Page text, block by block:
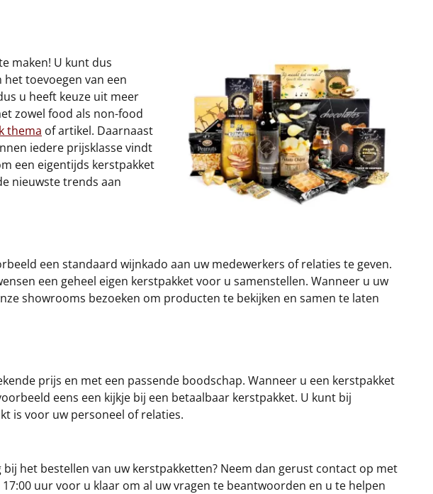
maken! U kunt dus
toevoegen van een
u heeft keuze uit meer
zowel food als non-food
thema of artikel. Daarnaast
iedere prijsklasse vindt
een eigentijds kerstpakket
nieuwste trends aan
een standaard wijnkado aan uw medewerkers of relaties te geven.
een geheel eigen kerstpakket voor u samenstellen. Wanneer u uw
showrooms bezoeken om producten te bekijken en samen te laten
prijs en met een passende boodschap. Wanneer u een kerstpakket
eens een kijkje bij een betaalbaar kerstpakket. U kunt bij
is voor uw personeel of relaties.
het bestellen van uw kerstpakketten? Neem dan gerust contact op met
uur voor u klaar om al uw vragen te beantwoorden en u te helpen